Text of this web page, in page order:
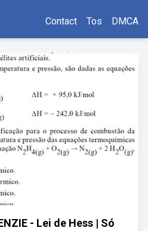
Contact Tos DMCA
- Lei de Hess | Só